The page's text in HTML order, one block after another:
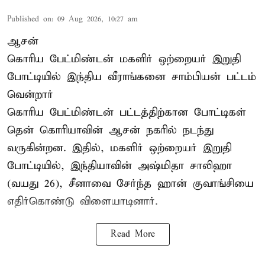
Published on: 09 Aug 2026, 10:27 am
ஆசன்
கொரிய பேட்மிண்டன் மகளிர் ஒற்றையர் இறுதி
போட்டியில் இந்திய வீராங்கனை சாம்பியன் பட்டம்
வென்றார்
கொரிய பேட்மிண்டன் பட்டத்திற்கான போட்டிகள்
தென் கொரியாவின் ஆசன் நகரில் நடந்து
வருகின்றன. இதில், மகளிர் ஒற்றையர் இறுதி
போட்டியில், இந்தியாவின் அஷ்மிதா சாலிஹா
(வயது 26), சீனாவை சேர்ந்த ஹான் குவாங்சியை
எதிர்கொண்டு விளையாடினார்.
Read More